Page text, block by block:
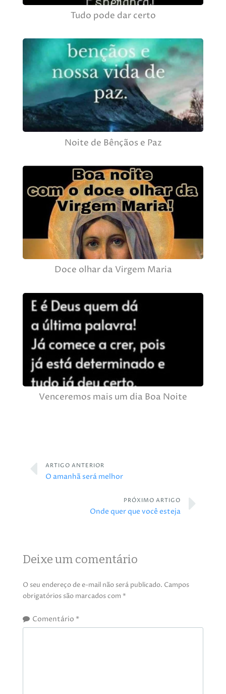
Tudo pode dar certo
Noite de Bênçãos e Paz
Doce olhar da Virgem Maria
Venceremos mais um dia Boa Noite
ARTIGO ANTERIOR
O amanhã será melhor
PRÓXIMO ARTIGO
Onde quer que você esteja
Deixe um comentário
O seu endereço de e-mail não será publicado. Campos
obrigatórios são marcados com *
Comentário *